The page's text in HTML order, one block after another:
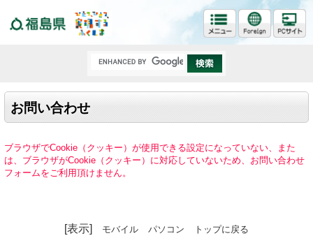
お問い合わせ
ブラウザでCookie（クッキー）が使用できる設定になっていない、また
は、ブラウザがCookie（クッキー）に対応していないため、お問い合わせ
フォームをご利用頂けません。
[表示] モバイル パソコン トップに戻る